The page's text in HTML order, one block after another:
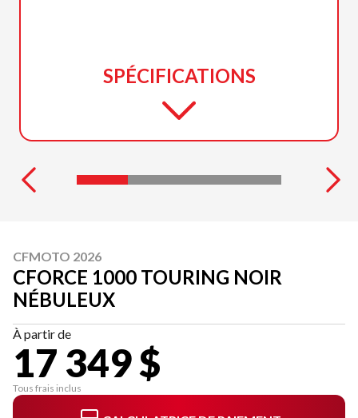
SPÉCIFICATIONS
CFMOTO 2026
CFORCE 1000 TOURING NOIR
NÉBULEUX
À partir de
17 349 $
Tous frais inclus